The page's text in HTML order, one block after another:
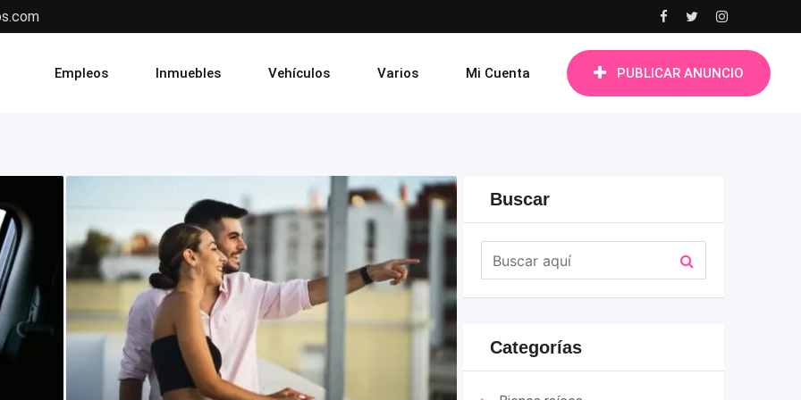
PUBLICAR ANUNCIO
Empleos Inmuebles Vehículos Varios Mi Cuenta
Buscar
Categorías